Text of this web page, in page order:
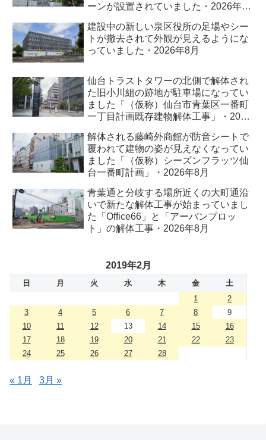
ーンが設置されていました・2026年8
建設中の新しい泉区役所の足場やシー
トが撤去されて外観が見えるようにな
っていました・2026年8月
仙台トラストタワーの北側で解体され
た旧小川組の跡地が駐車場になってい
ました「（仮称）仙台市青葉区一番町
一丁目計画既存建物解体工事」・2026
解体される藤崎外商館が防音シートで
覆われて建物の姿が見えなくなってい
ました「（仮称）シーズンフラッツ仙
台一番町計画」・2026年8月
青葉通と分岐する場所近くの大町通沿
いで新たな解体工事が始まっていまし
た「Office66」と「アーバンプロッ
ト」の解体工事・2026年8月
2019年2月
日 月 火 水 木 金
土
1
2
3
4 5 6 7 8
9
10
11 12 13 14 15
16
17
18 19 20 21 22
23
24
25 26 27 28
« 1月 3月 »